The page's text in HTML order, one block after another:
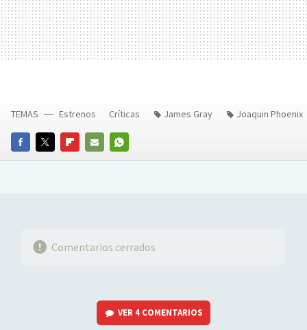
FACEBOOKTWITTERFLIPBOARD
E-
WHATSAPP
TEMAS Estrenos Críticas James Gray Joaquin Phoenix
Comentarios cerrados
VER 4 COMENTARIOS